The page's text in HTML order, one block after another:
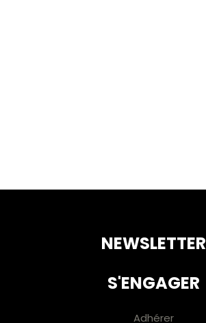
NEWSLETTER
S'ENGAGER
Adhérer